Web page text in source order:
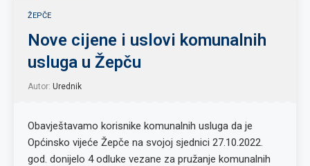
ŽEPČE
Nove cijene i uslovi komunalnih
usluga u Žepču
Autor: Urednik
Obavještavamo korisnike komunalnih usluga da je
Općinsko vijeće Žepče na svojoj sjednici 27.10.2022.
god. donijelo 4 odluke vezane za pružanje komunalnih